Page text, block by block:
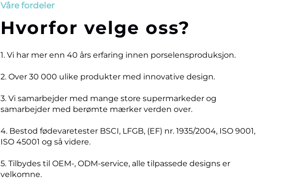
Våre fordeler
Hvorfor velge oss?
1. Vi har mer enn 40 års erfaring innen porselensproduksjon.
2. Over 30 000 ulike produkter med innovative design.
3. Vi samarbejder med mange store supermarkeder og
samarbejder med berømte mærker verden over.
4. Bestod fødevaretester BSCI, LFGB, (EF) nr. 1935/2004, ISO 9001,
ISO 45001 og så videre.
5. Tilbydes til OEM-, ODM-service, alle tilpassede designs er
velkomne.